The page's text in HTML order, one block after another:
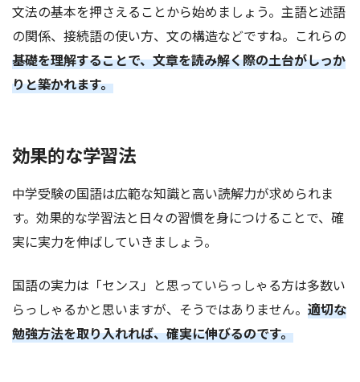
文法の基本を押さえることから始めましょう。主語と述語
の関係、接続語の使い方、文の構造などですね。これらの
基礎を理解することで、文章を読み解く際の土台がしっか
りと築かれます。
効果的な学習法
中学受験の国語は広範な知識と高い読解力が求められま
す。効果的な学習法と日々の習慣を身につけることで、確
実に実力を伸ばしていきましょう。
国語の実力は「センス」と思っていらっしゃる方は多数い
らっしゃるかと思いますが、そうではありません。 適切な
勉強方法を取り入れれば、確実に伸びるのです。